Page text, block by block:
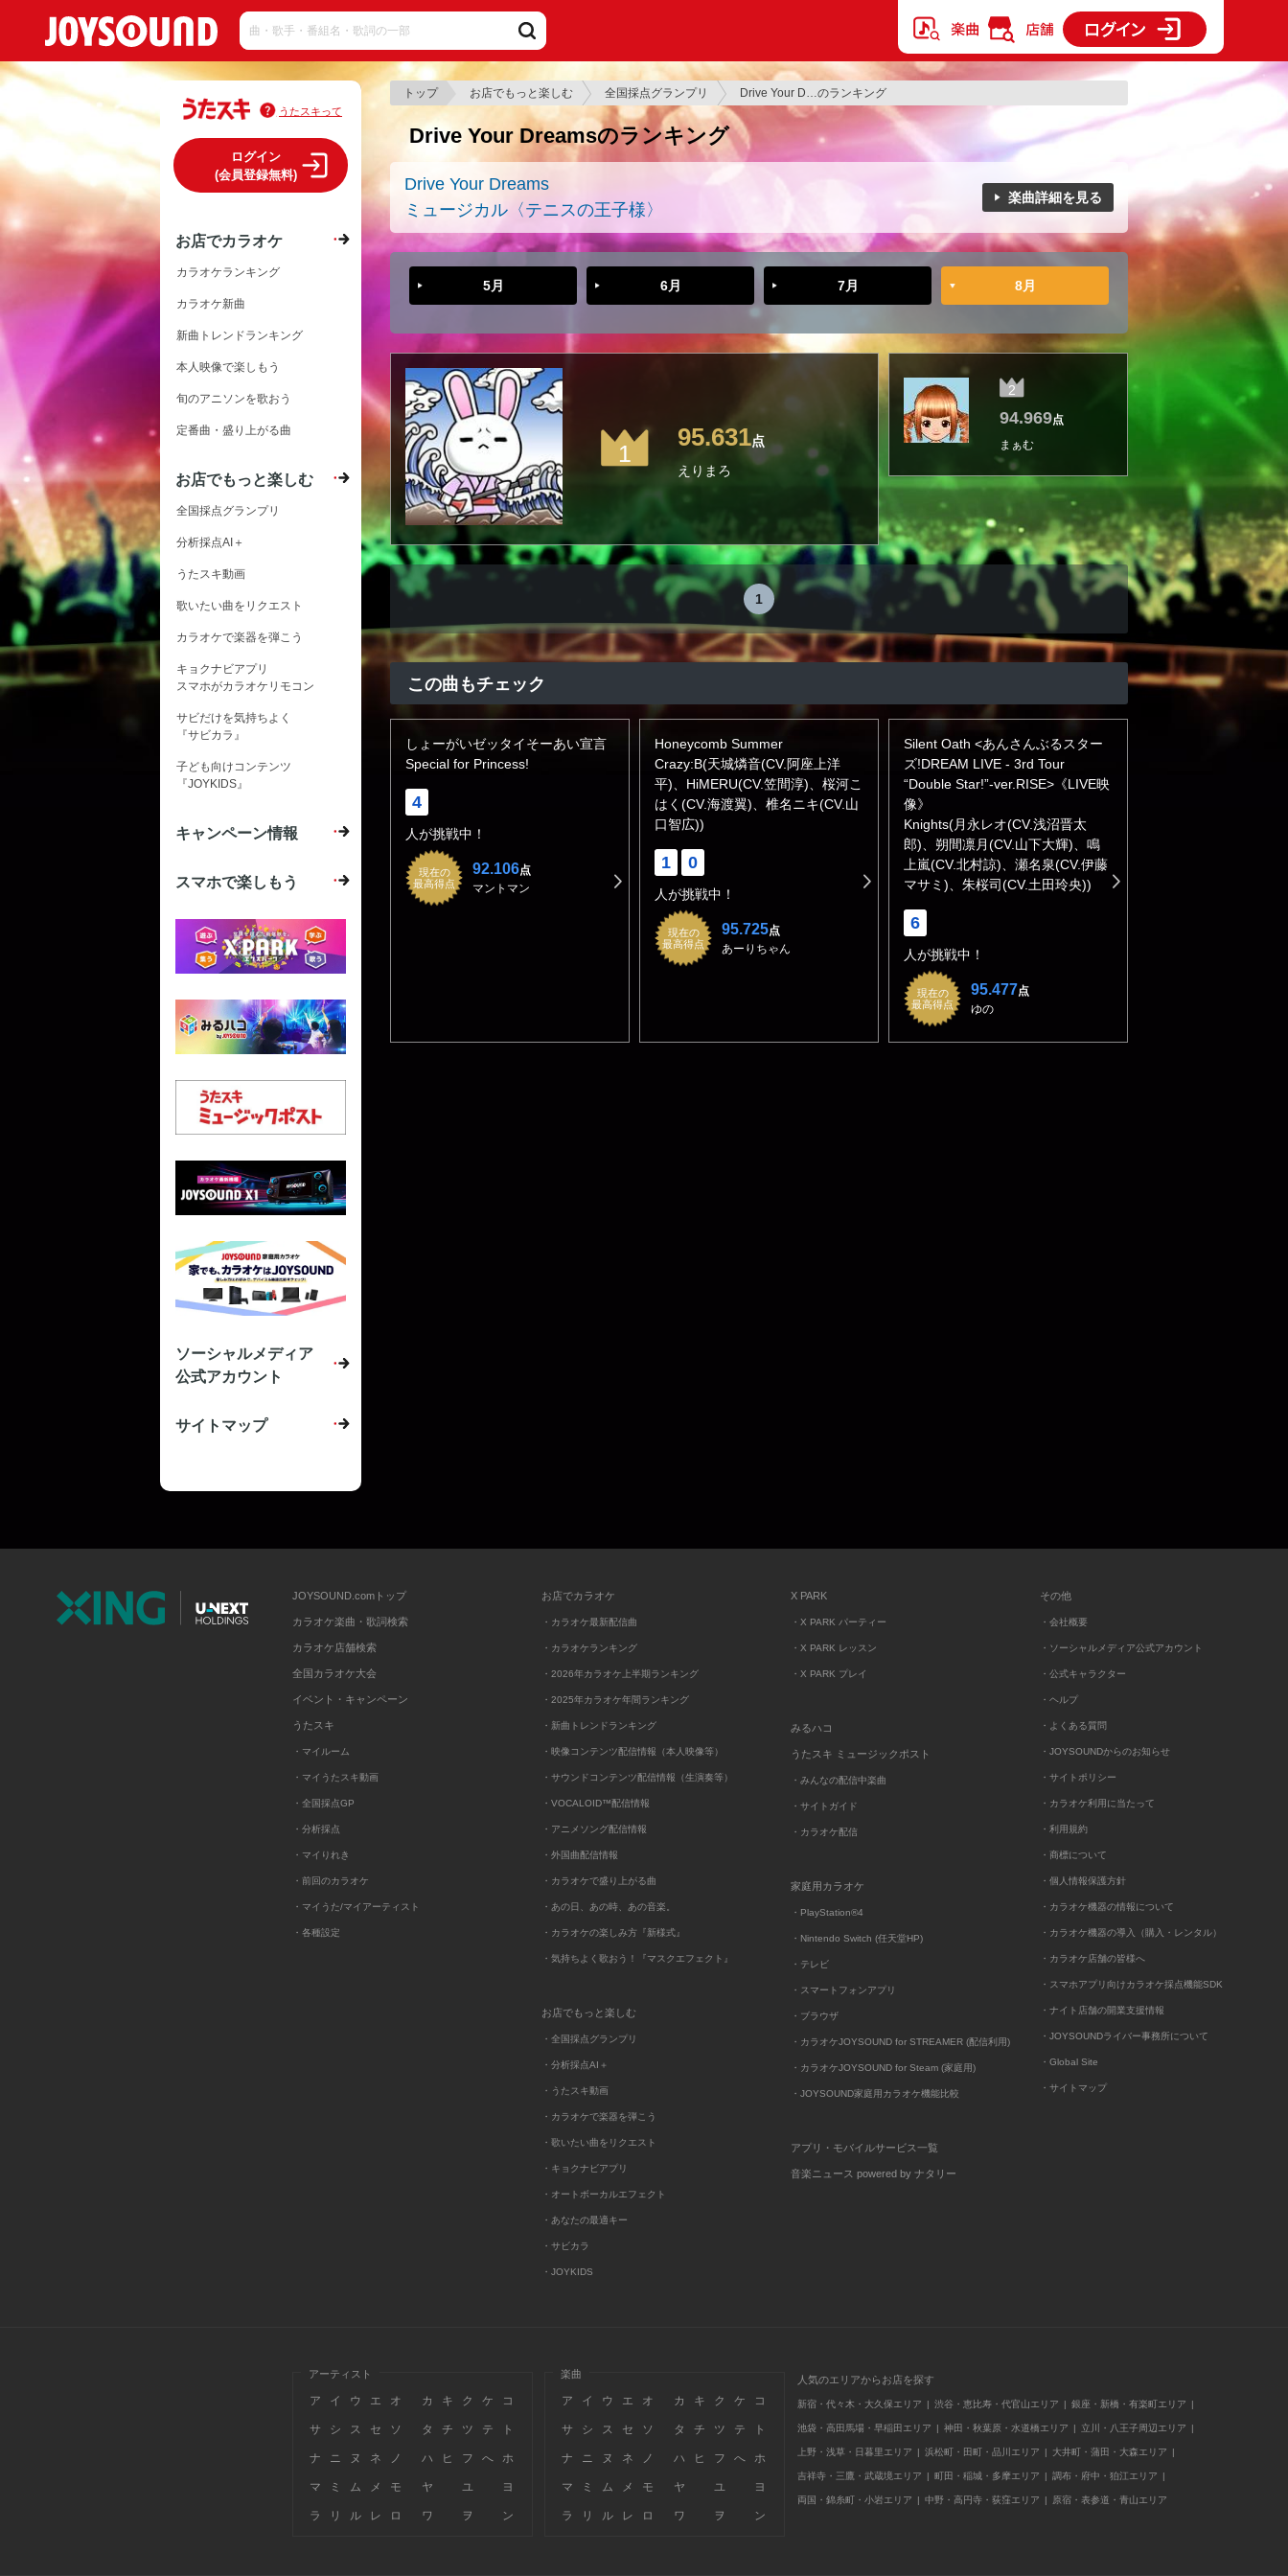
トップ お店でもっと楽しむ 全国採点グランプリ Drive Your D…のランキング
Drive Your Dreamsのランキング
Drive Your Dreams
ミュージカル〈テニスの王子様〉
楽曲詳細を見る
5月 6月 7月 8月
1
95.631点
えりまろ
2
94.969点
まぁむ
1
この曲もチェック
しょーがいゼッタイそーあい宣言
Special for Princess!
4
人が挑戦中！
現在の
最高得点
92.106点
マントマン
Honeycomb Summer
Crazy:B(天城燐音(CV.阿座上洋
平)、HiMERU(CV.笠間淳)、桜河こ
はく(CV.海渡翼)、椎名ニキ(CV.山
口智広))
1 0
人が挑戦中！
現在の
最高得点
95.725点
あーりちゃん
Silent Oath <あんさんぶるスター
ズ!DREAM LIVE - 3rd Tour
“Double Star!”-ver.RISE>《LIVE映
像》
Knights(月永レオ(CV.浅沼晋太
郎)、朔間凛月(CV.山下大輝)、鳴
上嵐(CV.北村諒)、瀬名泉(CV.伊藤
マサミ)、朱桜司(CV.土田玲央))
6
人が挑戦中！
現在の
最高得点
95.477点
ゆの
うたスキって
ログイン
(会員登録無料)
お店でカラオケ
カラオケランキング
カラオケ新曲
新曲トレンドランキング
本人映像で楽しもう
旬のアニソンを歌おう
定番曲・盛り上がる曲
お店でもっと楽しむ
全国採点グランプリ
分析採点AI＋
うたスキ動画
歌いたい曲をリクエスト
カラオケで楽器を弾こう
キョクナビアプリ
スマホがカラオケリモコン
サビだけを気持ちよく
『サビカラ』
子ども向けコンテンツ
『JOYKIDS』
キャンペーン情報
スマホで楽しもう
ソーシャルメディア
公式アカウント
サイトマップ
JOYSOUND.comトップ
カラオケ楽曲・歌詞検索
カラオケ店舗検索
全国カラオケ大会
イベント・キャンペーン
うたスキ
・マイルーム
・マイうたスキ動画
・全国採点GP
・分析採点
・マイりれき
・前回のカラオケ
・マイうた/マイアーティスト
・各種設定
お店でカラオケ
・カラオケ最新配信曲
・カラオケランキング
・2026年カラオケ上半期ランキング
・2025年カラオケ年間ランキング
・新曲トレンドランキング
・映像コンテンツ配信情報（本人映像等）
・サウンドコンテンツ配信情報（生演奏等）
・VOCALOID™配信情報
・アニメソング配信情報
・外国曲配信情報
・カラオケで盛り上がる曲
・あの日、あの時、あの音楽。
・カラオケの楽しみ方『新様式』
・気持ちよく歌おう！『マスクエフェクト』
お店でもっと楽しむ
・全国採点グランプリ
・分析採点AI＋
・うたスキ動画
・カラオケで楽器を弾こう
・歌いたい曲をリクエスト
・キョクナビアプリ
・オートボーカルエフェクト
・あなたの最適キー
・サビカラ
・JOYKIDS
X PARK
・X PARK パーティー
・X PARK レッスン
・X PARK プレイ
みるハコ
うたスキ ミュージックポスト
・みんなの配信中楽曲
・サイトガイド
・カラオケ配信
家庭用カラオケ
・PlayStation®4
・Nintendo Switch (任天堂HP)
・テレビ
・スマートフォンアプリ
・ブラウザ
・カラオケJOYSOUND for STREAMER (配信利用)
・カラオケJOYSOUND for Steam (家庭用)
・JOYSOUND家庭用カラオケ機能比較
アプリ・モバイルサービス一覧
音楽ニュース powered by ナタリー
その他
・会社概要
・ソーシャルメディア公式アカウント
・公式キャラクター
・ヘルプ
・よくある質問
・JOYSOUNDからのお知らせ
・サイトポリシー
・カラオケ利用に当たって
・利用規約
・商標について
・個人情報保護方針
・カラオケ機器の情報について
・カラオケ機器の導入（購入・レンタル）
・カラオケ店舗の皆様へ
・スマホアプリ向けカラオケ採点機能SDK
・ナイト店舗の開業支援情報
・JOYSOUNDライバー事務所について
・Global Site
・サイトマップ
アーティスト
ア イ ウ エ オ カ キ ク ケ コ
サ シ ス セ ソ タ チ ツ テ ト
ナ ニ ヌ ネ ノ ハ ヒ フ へ ホ
マ ミ ム メ モ ヤ ユ ヨ
ラ リ ル レ ロ ワ ヲ ン
楽曲
ア イ ウ エ オ カ キ ク ケ コ
サ シ ス セ ソ タ チ ツ テ ト
ナ ニ ヌ ネ ノ ハ ヒ フ へ ホ
マ ミ ム メ モ ヤ ユ ヨ
ラ リ ル レ ロ ワ ヲ ン
人気のエリアからお店を探す
新宿・代々木・大久保エリア 渋谷・恵比寿・代官山エリア 銀座・新橋・有楽町エリア
池袋・高田馬場・早稲田エリア 神田・秋葉原・水道橋エリア 立川・八王子周辺エリア
上野・浅草・日暮里エリア 浜松町・田町・品川エリア 大井町・蒲田・大森エリア
吉祥寺・三鷹・武蔵境エリア 町田・稲城・多摩エリア 調布・府中・狛江エリア
両国・錦糸町・小岩エリア 中野・高円寺・荻窪エリア 原宿・表参道・青山エリア